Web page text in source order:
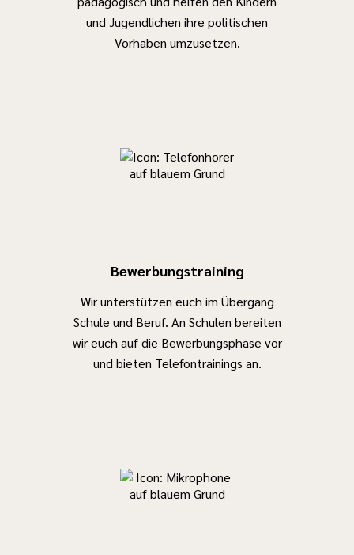
und Jugendlichen ihre politischen
Vorhaben umzusetzen.
Bewerbungstraining
Wir unterstützen euch im Übergang
Schule und Beruf. An Schulen bereiten
wir euch auf die Bewerbungsphase vor
und bieten Telefontrainings an.